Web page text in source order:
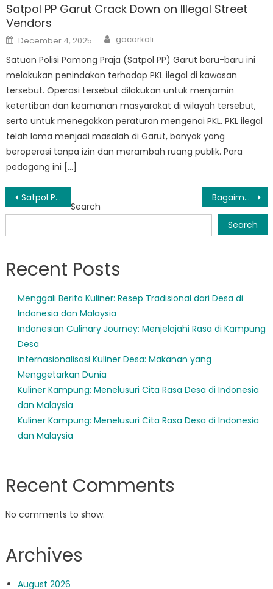
Satpol PP Garut Crack Down on Illegal Street
Vendors
Posted
on
December 4, 2025 Author
gacorkali
Satuan Polisi Pamong Praja (Satpol PP) Garut baru-baru ini
melakukan penindakan terhadap PKL ilegal di kawasan
tersebut. Operasi tersebut dilakukan untuk menjamin
ketertiban dan keamanan masyarakat di wilayah tersebut,
serta untuk menegakkan peraturan mengenai PKL. PKL ilegal
telah lama menjadi masalah di Garut, banyak yang
beroperasi tanpa izin dan merambah ruang publik. Para
pedagang ini […]
Post
navigation
Satpol PP Garut Perketat Penindakan dengan Jadwal Razia Baru Bagaimana Satpol PP Kabupaten Garut Menegakkan Peraturan COVID-19 di Kabupatennya
Search
Search
Recent Posts
Menggali Berita Kuliner: Resep Tradisional dari Desa di
Indonesia dan Malaysia
Indonesian Culinary Journey: Menjelajahi Rasa di Kampung
Desa
Internasionalisasi Kuliner Desa: Makanan yang
Menggetarkan Dunia
Kuliner Kampung: Menelusuri Cita Rasa Desa di Indonesia
dan Malaysia
Kuliner Kampung: Menelusuri Cita Rasa Desa di Indonesia
dan Malaysia
Recent Comments
No comments to show.
Archives
August 2026